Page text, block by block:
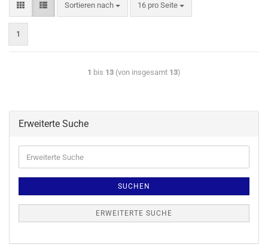
Sortieren nach 16 pro Seite
1
1 bis 13 (von insgesamt 13)
Erweiterte Suche
SUCHEN
ERWEITERTE SUCHE